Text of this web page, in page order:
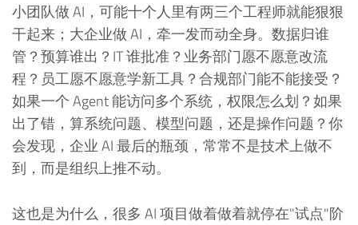
小团队做 AI，可能十个人里有两三个工程师就能狠狠
干起来；大企业做 AI，牵一发而动全身。数据归谁
管？预算谁出？IT 谁批准？业务部门愿不愿意改流
程？员工愿不愿意学新工具？合规部门能不能接受？
如果一个 Agent 能访问多个系统，权限怎么划？如果
出了错，算系统问题、模型问题，还是操作问题？你
会发现，企业 AI 最后的瓶颈，常常不是技术上做不
到，而是组织上推不动。
这也是为什么，很多 AI 项目做着做着就停在"试点"阶